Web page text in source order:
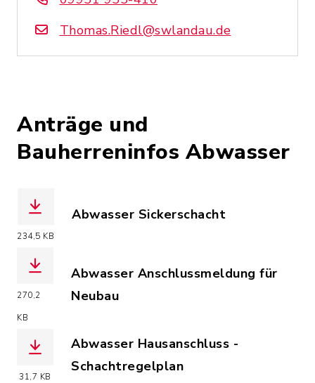
Thomas.Riedl@swlandau.de
Anträge und
Bauherreninfos Abwasser
234,5 KB
Abwasser Sickerschacht
270,2
KB
Abwasser Anschlussmeldung für
Neubau
31,7 KB
Abwasser Hausanschluss -
Schachtregelplan